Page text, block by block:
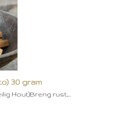
30 gram
Hout)Breng rust,…